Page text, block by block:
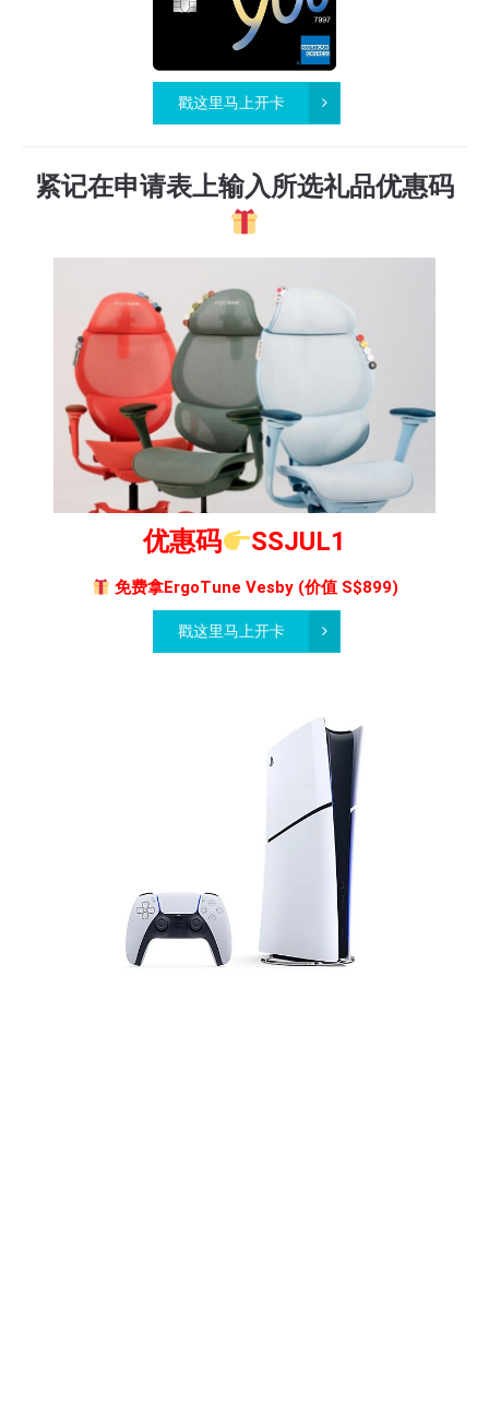
戳这里马上开卡
紧记在申请表上输入所选礼品优惠码
优惠码 SSJUL1
免费拿ErgoTune Vesby (价值 S$899)
戳这里马上开卡